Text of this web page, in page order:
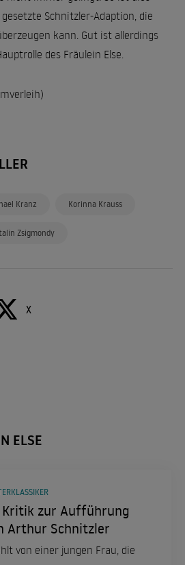
Schnitzler-Adaption, die
kann. Gut ist allerdings
des Fräulein Else.
Kranz Korinna Krauss
Zsigmondy
X
ELSE
Kritik zur Aufführung
Arthur Schnitzler
von einer jungen Frau, die